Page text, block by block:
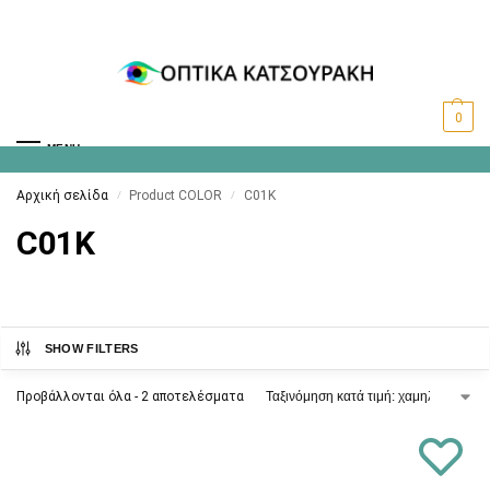
MENU
0
Αρχική σελίδα / Product COLOR / C01K
C01K
SHOW FILTERS
Προβάλλονται όλα - 2 αποτελέσματα